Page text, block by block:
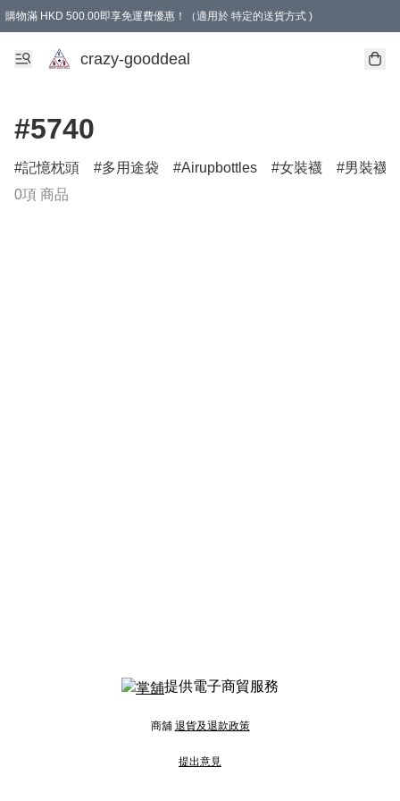
購物滿 HKD 500.00即享免運費優惠！（適用於 特定的送貨方式 )
成為會員可享免費禮品
crazy-gooddeal
#5740
記憶枕頭 多用途袋 Airupbottles 女裝襪
男裝襪
0項 商品
提供電子商貿服務
商舖 退貨及退款政策
提出意見